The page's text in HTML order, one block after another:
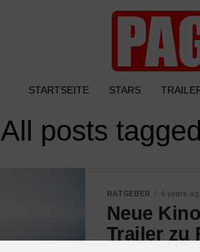
STARTSEITE STARS
All posts
RATGEBER 6 years
Neue
Trailer zu